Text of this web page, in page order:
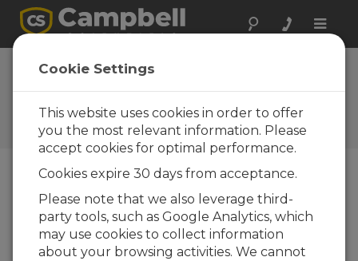
Toggle
Realizar una
consulta
Formularios de consultas
Campbell Scientific
Envíenos el siguiente formulario y contactaremos
con usted.* = campo obligatorio.
Seleccione el tipo de consulta:
Cookie Settings
This website uses cookies in order to offer
you the most relevant information. Please
accept cookies for optimal performance.
Cookies expire 30 days from acceptance.
Please note that we also leverage third-
party tools, such as Google Analytics, which
may use cookies to collect information
about your browsing activities. We cannot